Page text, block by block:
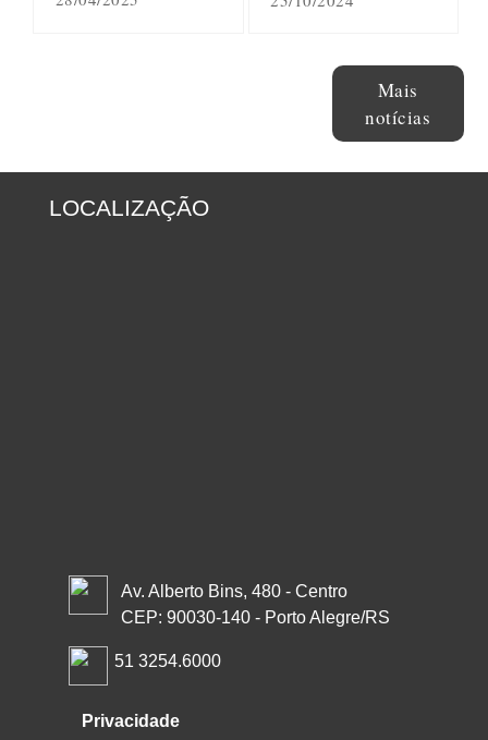
Mais
notícias
LOCALIZAÇÃO
Av. Alberto Bins, 480 - Centro
CEP: 90030-140 - Porto Alegre/RS
51 3254.6000
Privacidade